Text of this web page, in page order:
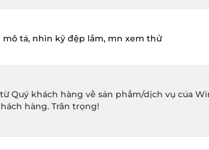
tả, nhìn kỹ đệp lắm, mn xem thử
khách hàng về sản phẩm/dịch vụ của
hàng. Trân trọng!